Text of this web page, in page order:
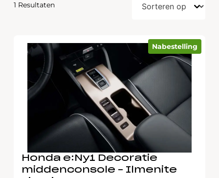
1 Resultaten
Nabestelling
Honda e:Ny1 Decoratie
middenconsole – Ilmenite